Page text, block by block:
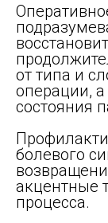
от типа и
операции,
состояния
болевого
акцентные
процесса.